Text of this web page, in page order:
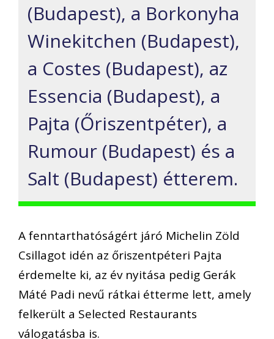
(Budapest), a Borkonyha
Winekitchen (Budapest),
a Costes (Budapest), az
Essencia (Budapest), a
Pajta (Őriszentpéter), a
Rumour (Budapest) és a
Salt (Budapest) étterem.
A fenntarthatóságért járó Michelin Zöld
Csillagot idén az őriszentpéteri Pajta
érdemelte ki, az év nyitása pedig Gerák
Máté Padi nevű rátkai étterme lett, amely
felkerült a Selected Restaurants
válogatásba is.